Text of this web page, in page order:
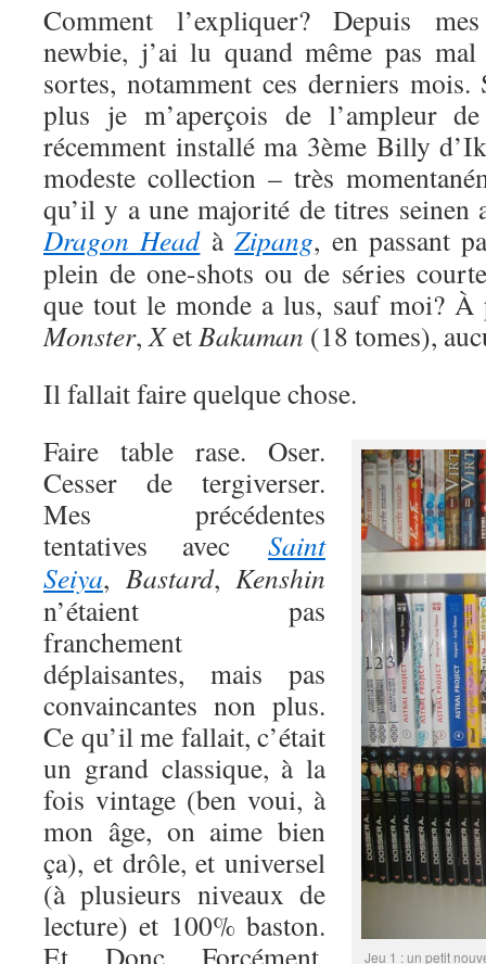
Comment l’expliquer? Depuis
newbie, j’ai lu quand même pas
sortes, notamment ces derniers
plus je m’aperçois de l’ampleur
récemment installé ma 3ème Billy
modeste collection – très
qu’il y a une majorité de titres seinen
Dragon HeadàZipang, en passant
plein de one-shots ou de séries
que tout le monde a lus, sauf moi?
Monster,XetBakuman (18 tomes),
Il fallait faire quelque chose.
Jeu 1 : un petit
Faire table rase. Oser.
Cesser de tergiverser.
Mes précédentes
tentatives avec Saint
Seiya, Bastard, Kenshin
n’étaient pas
franchement
déplaisantes, mais pas
convaincantes non plus.
Ce qu’il me fallait, c’était
un grand classique, à la
fois vintage (ben voui, à
mon âge, on aime bien
ça), et drôle, et universel
(à plusieurs niveaux de
lecture) et 100% baston.
Et. Donc. Forcément.